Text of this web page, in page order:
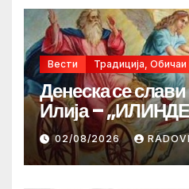
Вести Традиција,
Денеска се
Илија –
02/08/2026